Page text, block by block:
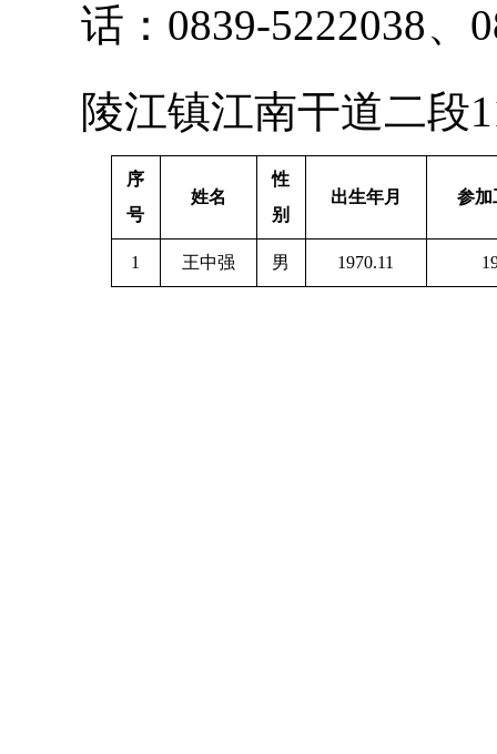
话：0839-5222038、
陵江镇江南干道二段
序
号
姓名
性
别
出生年月 参加
1 王中强 男 1970.11